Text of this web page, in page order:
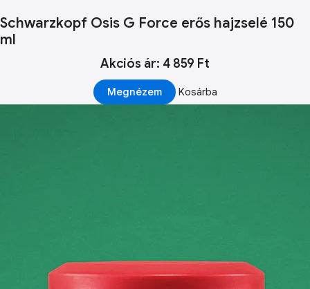
Schwarzkopf Osis G Force erős hajzselé 150
ml
Akciós ár: 4 859 Ft
Megnézem Kosárba